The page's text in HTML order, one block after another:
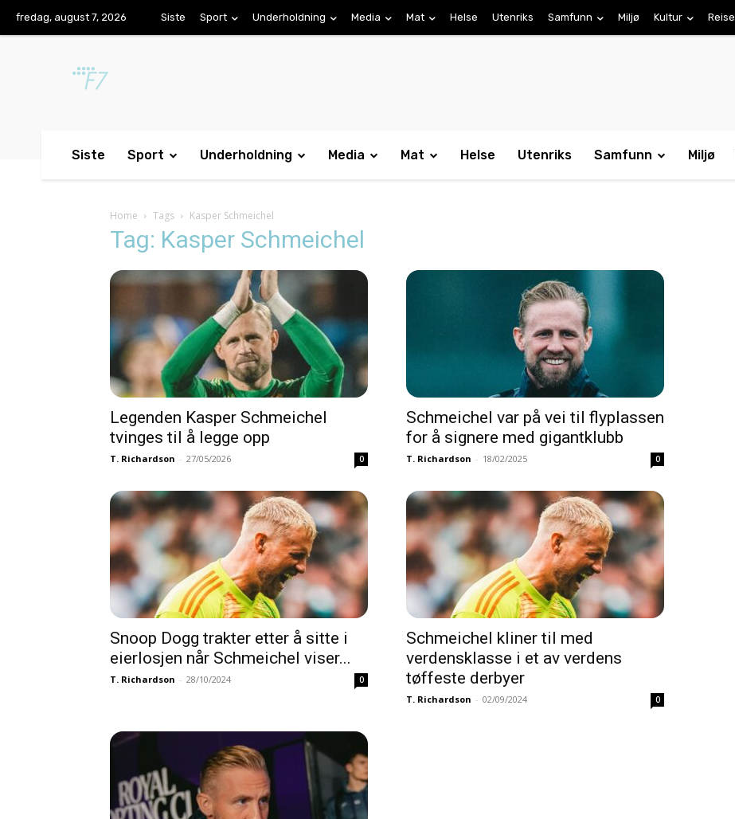
fredag, august 7, 2026 Siste Sport Underholdning Media Mat Helse Utenriks Samfunn Miljø Kultur Reise
Siste Sport Underholdning Media Mat Helse Utenriks Samfunn Miljø
Home Tags Kasper Schmeichel
Tag: Kasper Schmeichel
Legenden Kasper Schmeichel
tvinges til å legge opp
T. Richardson - 27/05/2026 0
Schmeichel var på vei til flyplassen
for å signere med gigantklubb
T. Richardson - 18/02/2025 0
Snoop Dogg trakter etter å sitte i
eierlosjen når Schmeichel viser...
T. Richardson - 28/10/2024 0
Schmeichel kliner til med
verdensklasse i et av verdens
tøffeste derbyer
T. Richardson - 02/09/2024 0